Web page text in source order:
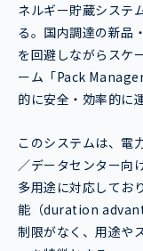
ネルギー貯蔵システ
る。国内調達の新品
を回避しながらスケ
ーム「Pack
的に安全・効率的に
このシステムは、電
／データセンター向
多用途に対応してお
能（duration
制限がなく、用途や